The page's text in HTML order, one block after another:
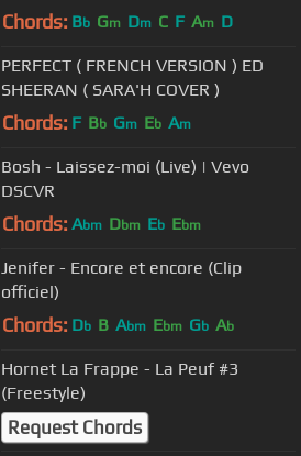
Chords: Bb Gm Dm C F Am D
PERFECT ( FRENCH VERSION ) ED
SHEERAN ( SARA'H COVER )
Chords: F Bb Gm Eb Am
Bosh - Laissez-moi (Live) | Vevo
DSCVR
Chords: Abm Dbm Eb Ebm
Jenifer - Encore et encore (Clip
officiel)
Chords: Db B Abm Ebm Gb Ab
Hornet La Frappe - La Peuf #3
(Freestyle)
Request Chords